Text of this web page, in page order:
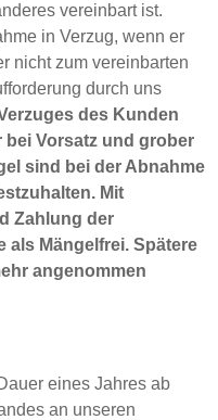
vereinbart ist.
in Verzug, wenn er
nicht zum vereinbarten
durch uns
des Kunden
bei Vorsatz und grober
sind bei der Abnahme
Mit
Zahlung der
als Mängelfrei. Spätere
angenommen
eines Jahres ab
an unseren